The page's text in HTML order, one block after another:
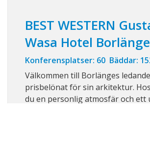
BEST WESTERN
Wasa Hotel Borlänge
Konferensplatser: 60 Bäddar:
Välkommen till Borlänges
prisbelönat för sin arkitektur.
du en personlig atmosfär och ett